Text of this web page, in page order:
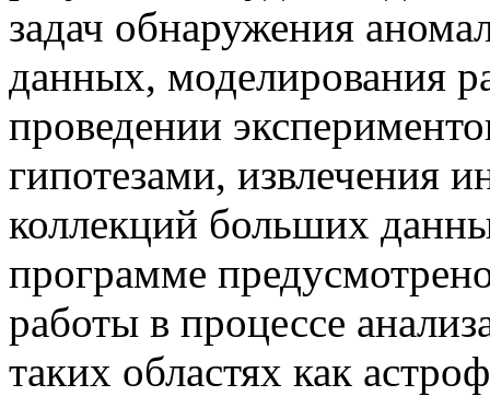
задач обнаружения
данных, моделирования
проведении
гипотезами, извлечения
коллекций больших
программе
работы в процессе
таких областях как